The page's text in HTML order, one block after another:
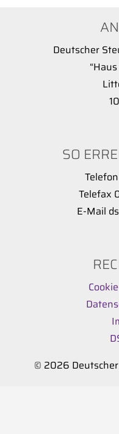
Deutscher
SO
Telefax
E-Mail
© 2026